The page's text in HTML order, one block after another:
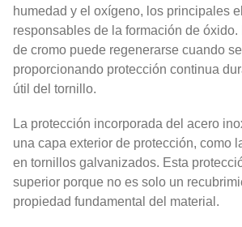
humedad y el oxígeno, los principales
responsables de la formación de
de cromo puede regenerarse cuando
proporcionando protección continua
útil del tornillo.
La protección incorporada del acero
una capa exterior de protección, como
en tornillos galvanizados. Esta
superior porque no es solo un
propiedad fundamental del material.